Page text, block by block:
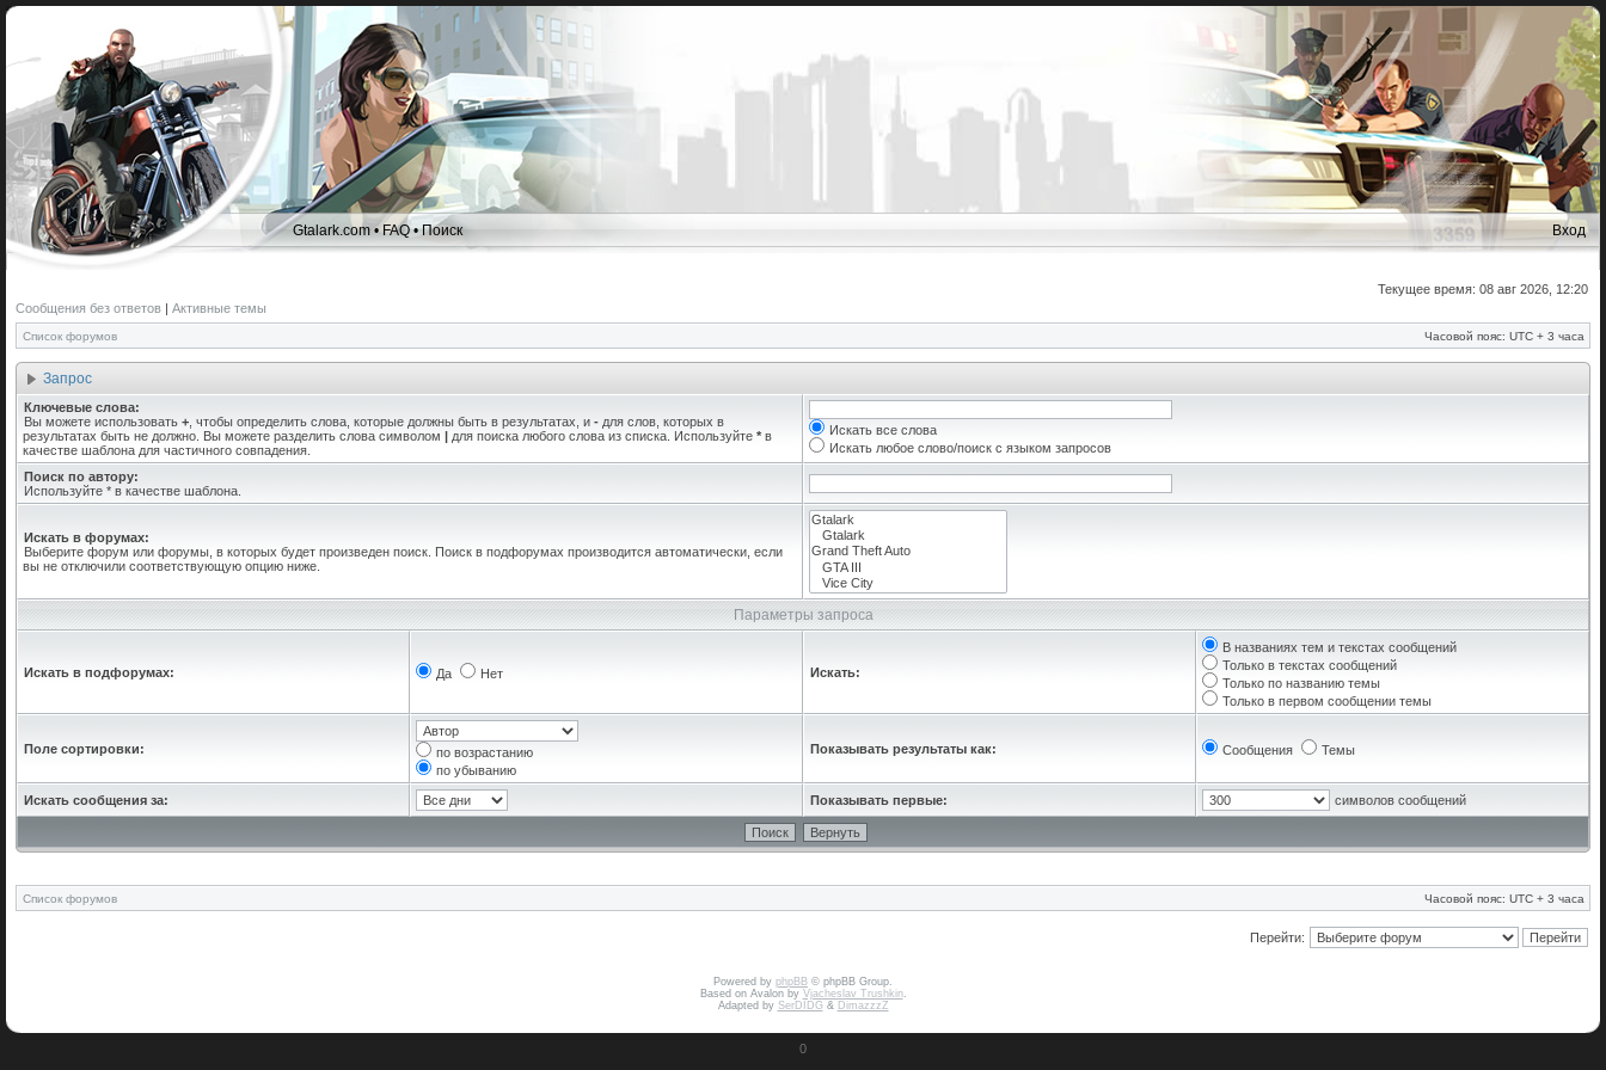
Gtalark.com •FAQ•Поиск Вход
Текущее время: 08 авг 2026, 12:20
Сообщения без ответов | Активные темы
Список форумов Часовой пояс: UTC + 3 часа
Запрос
Ключевые слова:
Вы можете использовать + , чтобы определить слова, которые должны быть в результатах, и - для слов, которых в
результатах быть не должно. Вы можете разделить слова символом | для поиска любого слова из списка. Используйте *в
качестве шаблона для частичного совпадения.
Искать все слова
Искать любое слово/поиск с языком запросов
Поиск по автору:
Используйте * в качестве шаблона.
Искать в форумах:
Выберите форум или форумы, в которых будет произведен поиск. Поиск в подфорумах производится автоматически, если
вы не отключили соответствующую опцию ниже.
Параметры запроса
Искать в подфорумах: Да Нет Искать:
В названиях тем и текстах сообщений
Только в текстах сообщений
Только по названию темы
Только в первом сообщении темы
Поле сортировки:
по возрастанию
по убыванию
Показывать результаты как: Сообщения Темы
Искать сообщения за: Показывать первые: символов сообщений
Список форумов Часовой пояс: UTC + 3 часа
Перейти:
Powered by phpBB © phpBB Group.
Based on Avalon by Vjacheslav Trushkin.
Adapted by SerDIDG& DimazzzZ
0